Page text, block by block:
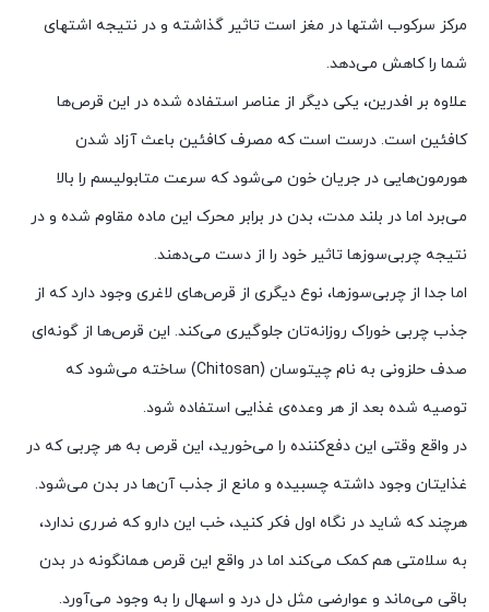
مرکز سرکوب اشتها در مغز است تاثیر گذاشته و در نتیجه اشتهای
شما را کاهش می‌دهد.
علاوه بر افدرین، یکی دیگر از عناصر استفاده شده در این قرص‌ها
کافئین است. درست است که مصرف کافئین باعث آزاد شدن
هورمون‌هایی در جریان خون می‌شود که سرعت متابولیسم را بالا
می‌برد اما در بلند مدت، بدن در برابر محرک این ماده مقاوم شده و در
نتیجه چربی‌سوزها تاثیر خود را از دست می‌دهند.
اما جدا از چربی‌سوزها، نوع دیگری از قرص‌های لاغری وجود دارد که از
جذب چربی خوراک روزانه‌تان جلوگیری می‌کند. این قرص‌ها از گونه‌ای
صدف حلزونی به نام چیتوسان (Chitosan) ساخته می‌شود که
توصیه شده بعد از هر وعده‌ی غذایی استفاده شود.
در واقع وقتی این دفع‌کننده را می‌خورید، این قرص به هر چربی که در
غذایتان وجود داشته چسبیده و مانع از جذب آن‌ها در بدن می‌شود.
هرچند که شاید در نگاه اول فکر کنید، خب این دارو که ضرری ندارد،
به سلامتی هم کمک می‌کند اما در واقع این قرص همانگونه در بدن
باقی می‌ماند و عوارضی مثل دل درد و اسهال را به وجود می‌آورد.